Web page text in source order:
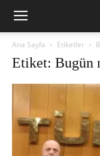
Ana Sayfa Etiketler
Etiket: Bugün